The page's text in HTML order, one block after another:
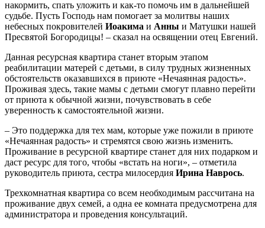
накормить, спать уложить и как-то помочь им в дальнейшей
судьбе. Пусть Господь нам помогает за молитвы наших
небесных покровителей Иоакима и Анны и Матушки нашей
Пресвятой Богородицы! – сказал на освящении отец Евгений.
Данная ресурсная квартира станет вторым этапом
реабилитации матерей с детьми, в силу трудных жизненных
обстоятельств оказавшихся в приюте «Нечаянная радость».
Проживая здесь, такие мамы с детьми смогут плавно перейти
от приюта к обычной жизни, почувствовать в себе
уверенность к самостоятельной жизни.
– Это поддержка для тех мам, которые уже пожили в приюте
«Нечаянная радость» и стремятся свою жизнь изменить.
Проживание в ресурсной квартире станет для них подарком и
даст ресурс для того, чтобы «встать на ноги», – отметила
руководитель приюта, сестра милосердия Ирина Наврось.
Трехкомнатная квартира со всем необходимым рассчитана на
проживание двух семей, а одна ее комната предусмотрена для
администратора и проведения консультаций.